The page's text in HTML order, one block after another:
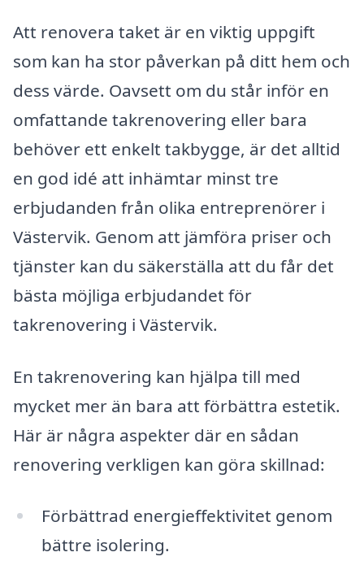
Att renovera taket är en viktig uppgift
som kan ha stor påverkan på ditt hem och
dess värde. Oavsett om du står inför en
omfattande takrenovering eller bara
behöver ett enkelt takbygge, är det alltid
en god idé att inhämtar minst tre
erbjudanden från olika entreprenörer i
Västervik. Genom att jämföra priser och
tjänster kan du säkerställa att du får det
bästa möjliga erbjudandet för
takrenovering i Västervik.
En takrenovering kan hjälpa till med
mycket mer än bara att förbättra estetik.
Här är några aspekter där en sådan
renovering verkligen kan göra skillnad:
Förbättrad energieffektivitet genom
bättre isolering.